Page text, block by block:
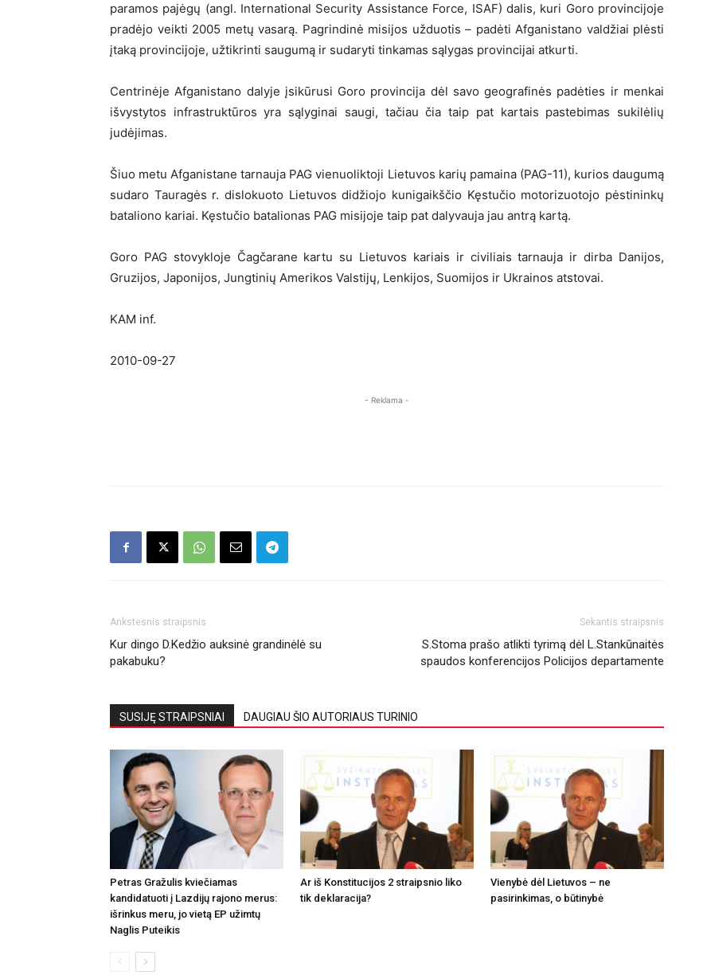
paramos pajėgų (angl. International Security Assistance Force, ISAF) dalis, kuri Goro provincijoje
pradėjo veikti 2005 metų vasarą. Pagrindinė misijos užduotis – padėti Afganistano valdžiai plėsti
įtaką provincijoje, užtikrinti saugumą ir sudaryti tinkamas sąlygas provincijai atkurti.
Centrinėje Afganistano dalyje įsikūrusi Goro provincija dėl savo geografinės padėties ir menkai
išvystytos infrastruktūros yra sąlyginai saugi, tačiau čia taip pat kartais pastebimas sukilėlių
judėjimas.
Šiuo metu Afganistane tarnauja PAG vienuoliktoji Lietuvos karių pamaina (PAG-11), kurios daugumą
sudaro Tauragės r. dislokuoto Lietuvos didžiojo kunigaikščio Kęstučio motorizuotojo pėstininkų
bataliono kariai. Kęstučio batalionas PAG misijoje taip pat dalyvauja jau antrą kartą.
Goro PAG stovykloje Čagčarane kartu su Lietuvos kariais ir civiliais tarnauja ir dirba Danijos,
Gruzijos, Japonijos, Jungtinių Amerikos Valstijų, Lenkijos, Suomijos ir Ukrainos atstovai.
KAM inf.
2010-09-27
- Reklama -
Ankstesnis straipsnis
Kur dingo D.Kedžio auksinė grandinėlė su
pakabuku?
Sekantis straipsnis
S.Stoma prašo atlikti tyrimą dėl L.Stankūnaitės
spaudos konferencijos Policijos departamente
SUSIJĘ STRAIPSNIAI DAUGIAU ŠIO AUTORIAUS TURINIO
Petras Gražulis kviečiamas
kandidatuoti į Lazdijų rajono merus:
išrinkus meru, jo vietą EP užimtų
Naglis Puteikis
Ar iš Konstitucijos 2 straipsnio liko
tik deklaracija?
Vienybė dėl Lietuvos – ne
pasirinkimas, o būtinybė